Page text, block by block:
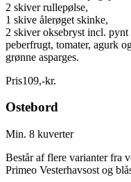
2 skiver rullepølse,
1 skive ålerøget skinke,
2 skiver oksebryst incl. pynt
peberfrugt, tomater, agurk
grønne asparges.
Pris109,-kr.
Ostebord
Min. 8 kuverter
Består af flere varianter fra
Primeo Vesterhavsost og